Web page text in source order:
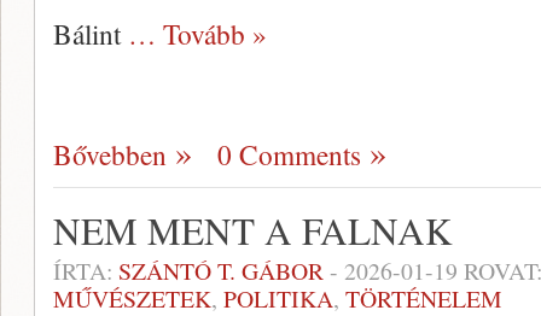
Bálint … Tovább »
Bővebben 0 Comments
NEM MENT A FALNAK
ÍRTA: SZÁNTÓ T. GÁBOR- 2026-01-19
MŰVÉSZETEK, POLITIKA, TÖRTÉNELEM